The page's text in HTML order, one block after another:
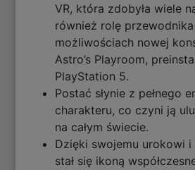
VR, która zdobyła wiele
również rolę
możliwościach nowej
Astro’s Playroom,
PlayStation 5.
Postać słynie z pełnego
charakteru, co czyni ją
na całym świecie.
Dzięki swojemu urokowi
stał się ikoną